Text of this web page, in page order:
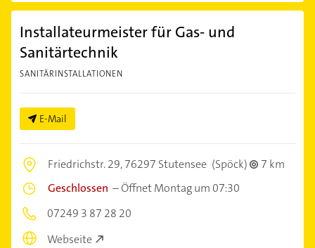
Installateurmeister für Gas- und
Sanitärtechnik
SANITÄRINSTALLATIONEN
E-Mail
Friedrichstr. 29,76297 Stutensee (Spöck)
7 km
Geschlossen –Öffnet Montag um 07:30
07249 3 87 28 20
Webseite